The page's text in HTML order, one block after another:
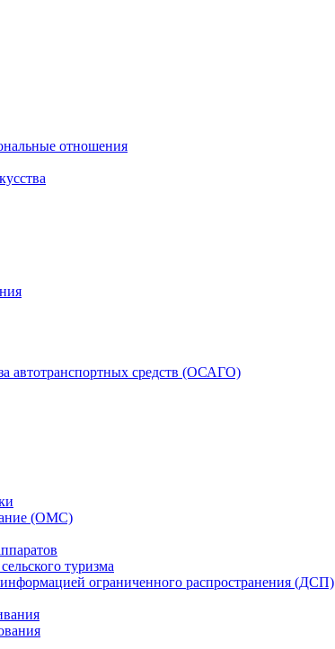
отношения
автотранспортных средств (ОСАГО)
(ОМС)
туризма
ограниченного распространения (ДСП)